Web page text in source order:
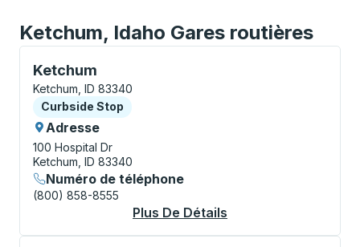
Ketchum, Idaho Gares routières
Ketchum
Curbside Stop, utilisez les touches fléchées ou la
Ketchum, ID 83340
Curbside Stop
Curbside Stop
Adresse
100 Hospital Dr
Ketchum, ID 83340
Numéro de téléphone
(800) 858-8555
Plus De Détails